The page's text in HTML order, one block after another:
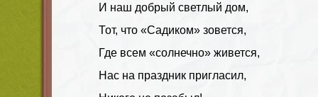
И наш добрый светлый дом,
Тот, что «Садиком» зовется,
Где всем «солнечно» живется,
Нас на праздник пригласил,